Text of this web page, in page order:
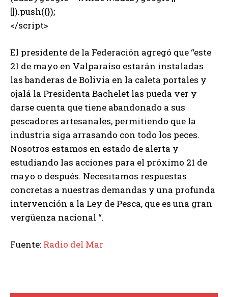
[]).push({});
</script>
El presidente de la Federación agregó que “este
21 de mayo en Valparaíso estarán instaladas
las banderas de Bolivia en la caleta portales y
ojalá la Presidenta Bachelet las pueda ver y
darse cuenta que tiene abandonado a sus
pescadores artesanales, permitiendo que la
industria siga arrasando con todo los peces.
Nosotros estamos en estado de alerta y
estudiando las acciones para el próximo 21 de
mayo o después. Necesitamos respuestas
concretas a nuestras demandas y una profunda
intervención a la Ley de Pesca, que es una gran
vergüenza nacional “.
Fuente: Radio del Mar